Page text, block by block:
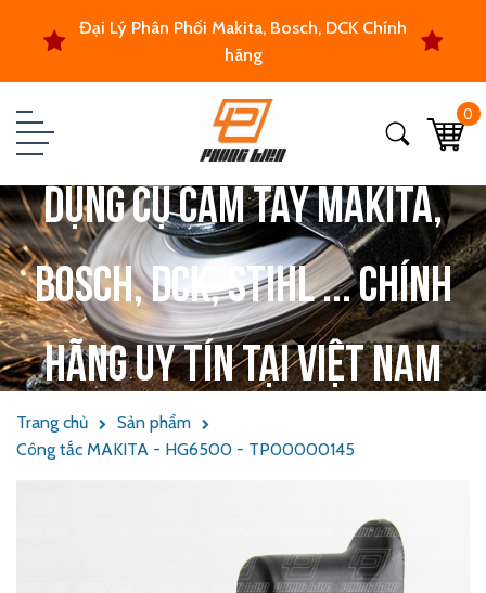
Đại Lý Phân Phối Makita, Bosch, DCK Chính
hãng
0
Dụng cụ cầm tay Makita,
Bosch, DCK, Stihl ... chính
hãng uy tín tại Việt Nam
Trang chủ
Sản phẩm
Công tắc MAKITA - HG6500 - TP00000145